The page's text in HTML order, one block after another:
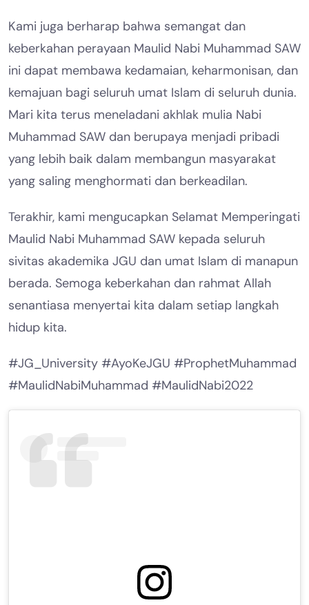
Kami juga berharap bahwa semangat dan
keberkahan perayaan Maulid Nabi Muhammad SAW
ini dapat membawa kedamaian, keharmonisan, dan
kemajuan bagi seluruh umat Islam di seluruh dunia.
Mari kita terus meneladani akhlak mulia Nabi
Muhammad SAW dan berupaya menjadi pribadi
yang lebih baik dalam membangun masyarakat
yang saling menghormati dan berkeadilan.
Terakhir, kami mengucapkan Selamat Memperingati
Maulid Nabi Muhammad SAW kepada seluruh
sivitas akademika JGU dan umat Islam di manapun
berada. Semoga keberkahan dan rahmat Allah
senantiasa menyertai kita dalam setiap langkah
hidup kita.
#JG_University #AyoKeJGU #ProphetMuhammad
#MaulidNabiMuhammad #MaulidNabi2022